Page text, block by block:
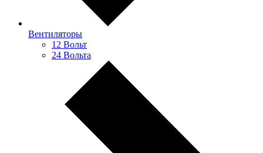
Вентиляторы
12 Вольт
24 Вольта